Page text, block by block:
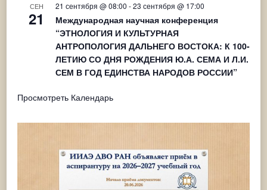
СЕН
21
21 сентября @ 08:00 -23 сентября @ 17:00
Международная научная конференция
“ЭТНОЛОГИЯ И КУЛЬТУРНАЯ
АНТРОПОЛОГИЯ ДАЛЬНЕГО ВОСТОКА: К 100-
ЛЕТИЮ СО ДНЯ РОЖДЕНИЯ Ю.А. СЕМА И Л.И.
СЕМ В ГОД ЕДИНСТВА НАРОДОВ РОССИИ”
Просмотреть Календарь